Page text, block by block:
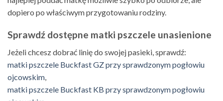
dopiero po właściwym przygotowaniu rodziny.
Sprawdź dostępne matki pszczele unasienione
Jeżeli chcesz dobrać linię do swojej pasieki, sprawdź:
matki pszczele Buckfast GZ przy sprawdzonym pogłowiu
ojcowskim,
matki pszczele Buckfast KB przy sprawdzonym pogłowiu